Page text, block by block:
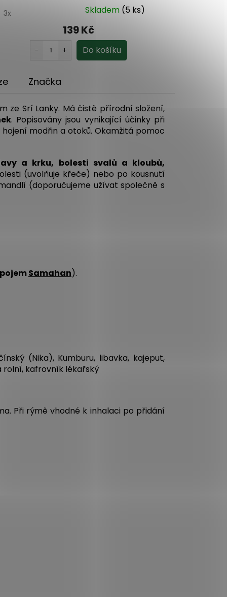
3x Skladem (5 ks)
139 Kč
Značka
ze Srí Lanky. Má čistě přírodní složení,
. Popisovány jsou vynikající účinky při
modřin a otoků. Okamžitá pomoc
a krku, bolesti svalů a kloubů,
(uvolňuje křeče) nebo po kousnutí
(doporučujeme užívat společně s
Samahan).
(Nika), Kumburu, libavka, kajeput,
kafrovník lékařský
Při rýmě vhodné k inhalaci po přidání